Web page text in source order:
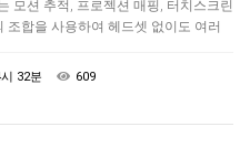
모션 추적, 프로젝션 매핑, 터치스크린
조합을 사용하여 헤드셋 없이도 여러
32분 609